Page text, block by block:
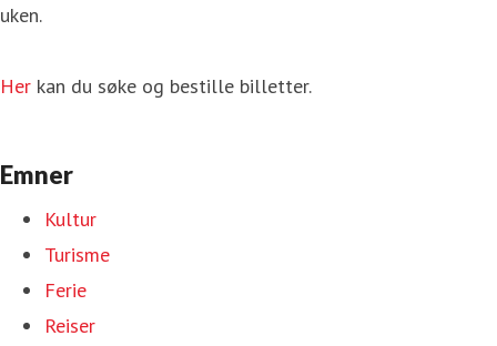
uken.
Her kan du søke og bestille billetter.
Emner
Kultur
Turisme
Ferie
Reiser